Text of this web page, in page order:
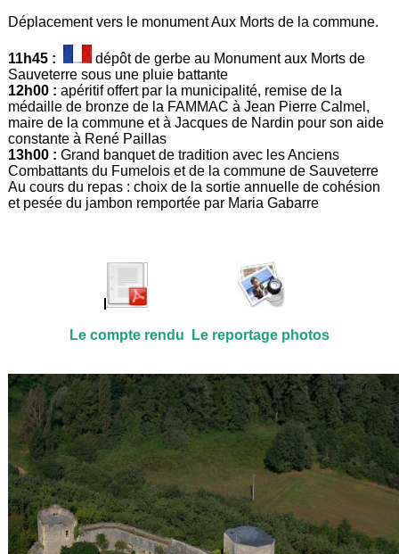
Déplacement vers le monument Aux Morts de la commune.
11h45 :
dépôt de gerbe au Monument aux Morts de
Sauveterre sous une pluie battante
12h00 : apéritif offert par la municipalité, remise de la
médaille de bronze de la FAMMAC à Jean Pierre Calmel,
maire de la commune et à Jacques de Nardin pour son aide
constante à René Paillas
13h00 : Grand banquet de tradition avec les Anciens
Combattants du Fumelois et de la commune de Sauveterre
Au cours du repas : choix de la sortie annuelle de cohésion
et pesée du jambon remportée par Maria Gabarre
Le compte rendu Le reportage photos